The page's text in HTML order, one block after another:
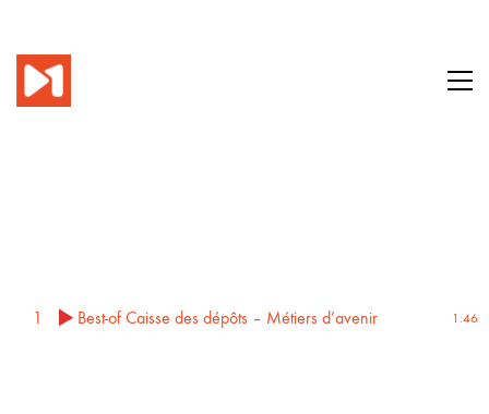
1 Best-of Caisse des dépôts – Métiers d’avenir 1:46